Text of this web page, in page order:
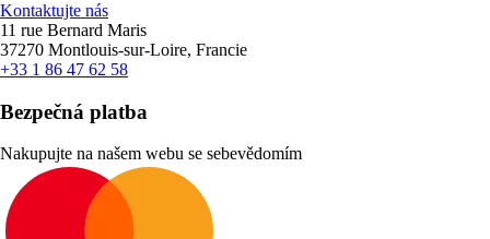
Kontaktujte nás
11 rue Bernard Maris
37270 Montlouis-sur-Loire, Francie
+33 1 86 47 62 58
Bezpečná platba
Nakupujte na našem webu se sebevědomím